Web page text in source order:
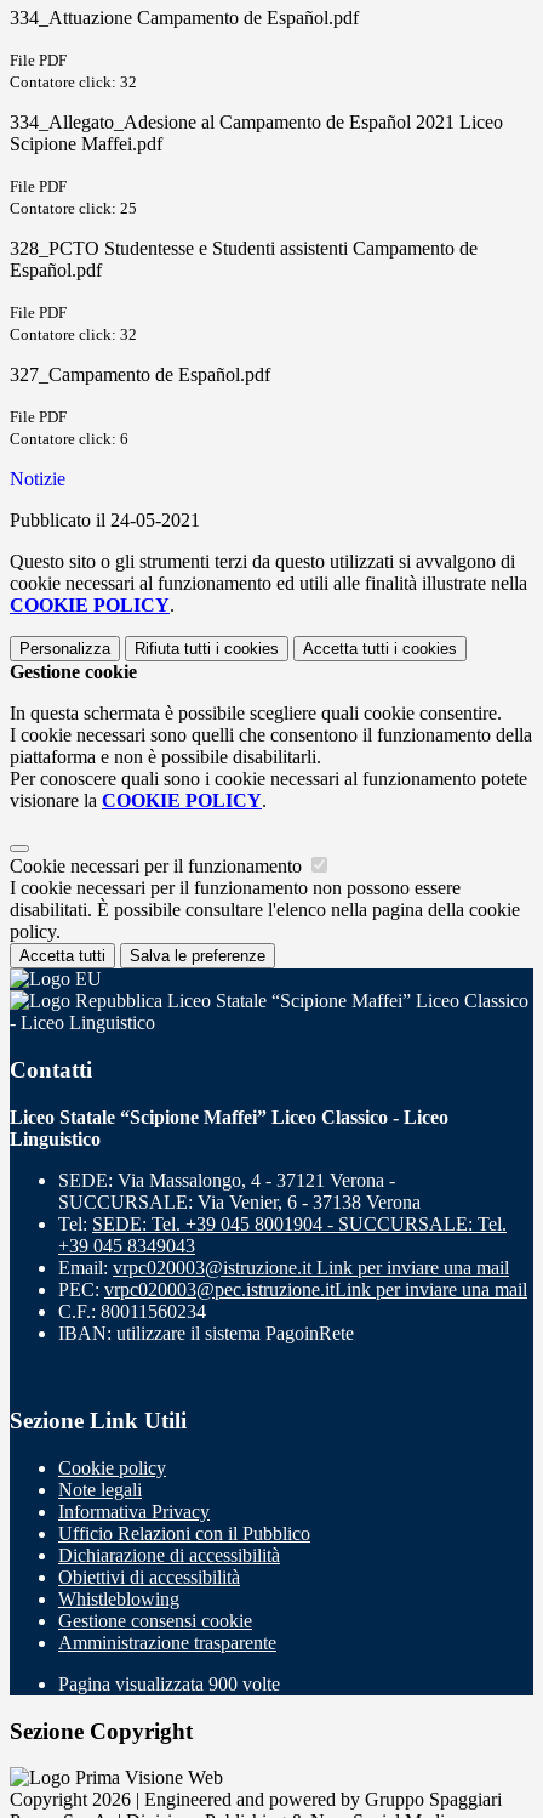
334_Attuazione Campamento de Español.pdf
File PDF
Contatore click: 32
334_Allegato_Adesione al Campamento de Español 2021 Liceo
Scipione Maffei.pdf
File PDF
Contatore click: 25
328_PCTO Studentesse e Studenti assistenti Campamento de
Español.pdf
File PDF
Contatore click: 32
327_Campamento de Español.pdf
File PDF
Contatore click: 6
Notizie
Pubblicato il 24-05-2021
Questo sito o gli strumenti terzi da questo utilizzati si avvalgono di
cookie necessari al funzionamento ed utili alle finalità illustrate nella
COOKIE POLICY.
Personalizza Rifiuta tutti i cookies Accetta tutti i cookies
Gestione cookie
In questa schermata è possibile scegliere quali cookie consentire.
I cookie necessari sono quelli che consentono il funzionamento della
piattaforma e non è possibile disabilitarli.
Per conoscere quali sono i cookie necessari al funzionamento potete
visionare la COOKIE POLICY.
Cookie necessari per il funzionamento
I cookie necessari per il funzionamento non possono essere
disabilitati. È possibile consultare l'elenco nella pagina della cookie
policy.
Accetta tutti Salva le preferenze
Liceo Statale “Scipione Maffei” Liceo Classico
- Liceo Linguistico
Contatti
Liceo Statale “Scipione Maffei” Liceo Classico - Liceo
Linguistico
SEDE: Via Massalongo, 4 - 37121 Verona -
SUCCURSALE: Via Venier, 6 - 37138 Verona
Tel: SEDE: Tel. +39 045 8001904 - SUCCURSALE: Tel.
+39 045 8349043
Email: vrpc020003@istruzione.it Link per inviare una mail
PEC: vrpc020003@pec.istruzione.itLink per inviare una mail
C.F.: 80011560234
IBAN: utilizzare il sistema PagoinRete
Sezione Link Utili
Cookie policy
Note legali
Informativa Privacy
Ufficio Relazioni con il Pubblico
Dichiarazione di accessibilità
Obiettivi di accessibilità
Whistleblowing
Gestione consensi cookie
Amministrazione trasparente
Pagina visualizzata 900 volte
Sezione Copyright
Copyright 2026 | Engineered and powered by Gruppo Spaggiari